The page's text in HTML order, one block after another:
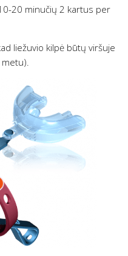
20 minučių 2 kartus per
liežuvio kilpė būtų viršuje